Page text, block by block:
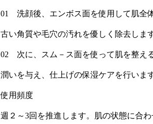
01 洗顔後、エンボス面を使用して肌全
古い角質や毛穴の汚れを優しく除去します
02 次に、スム－ス面を使って肌を整え
潤いを与え、仕上げの保湿ケアを行います
使用頻度
週２～3回を推進します。肌の状態に合